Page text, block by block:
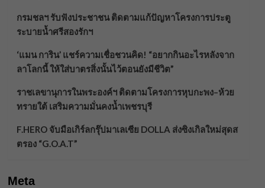
กรมชลฯ รับฟังประชาชน ติดตามแก้ปัญหาโครงการประตู
ระบายน้ำศรีสองรักฯ
‘แมน การิน’ แชร์ความเชื่อชวนคิด! “อยากกินอะไรหลังจาก
ลาโลกนี้ ให้ใส่บาตรสิ่งนั้นไว้ตอนยังมีชีวิต”
ราชเลขานุการในพระองค์ฯ ติดตามโครงการหุบกะพง–ห้วย
ทรายใต้ เสริมความมั่นคงน้ำเพชรบุรี
F.HERO จับมือเกิร์ลกรุ๊ปมาเลเซีย DOLLA ส่งซิงเกิลใหม่สุดส
ตรอง “G.O.A.T”
Meta